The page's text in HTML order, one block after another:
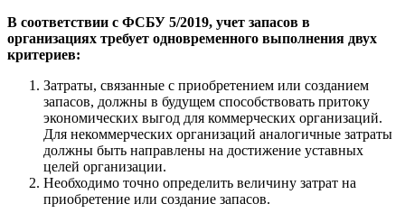
В соответствии с ФСБУ 5/2019, учет запасов в
организациях требует одновременного выполнения двух
критериев:
Затраты, связанные с приобретением или созданием
запасов, должны в будущем способствовать притоку
экономических выгод для коммерческих организаций.
Для некоммерческих организаций аналогичные затраты
должны быть направлены на достижение уставных
целей организации.
Необходимо точно определить величину затрат на
приобретение или создание запасов.